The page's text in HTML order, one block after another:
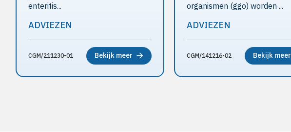
enteritis...
ADVIEZEN
CGM/211230-01 Bekijk meer
organismen (ggo) worden ...
ADVIEZEN
CGM/141216-02 Bekijk meer